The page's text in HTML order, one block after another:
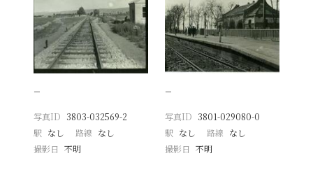
−
写真ID 3803-032569-2
駅 なし 路線 なし
撮影日
不明
−
写真ID 3801-029080-0
駅 なし 路線 なし
撮影日 不明